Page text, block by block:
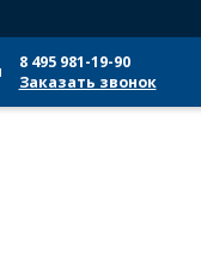
8 495 981-19-90
Заказать звонок